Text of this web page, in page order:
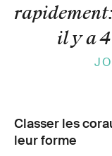
il y a
Classer les
leur forme